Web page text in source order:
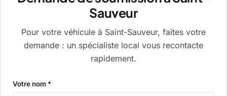
Sauveur
Pour votre véhicule à Saint-Sauveur, faites votre
demande : un spécialiste local vous recontacte
rapidement.
Votre nom *